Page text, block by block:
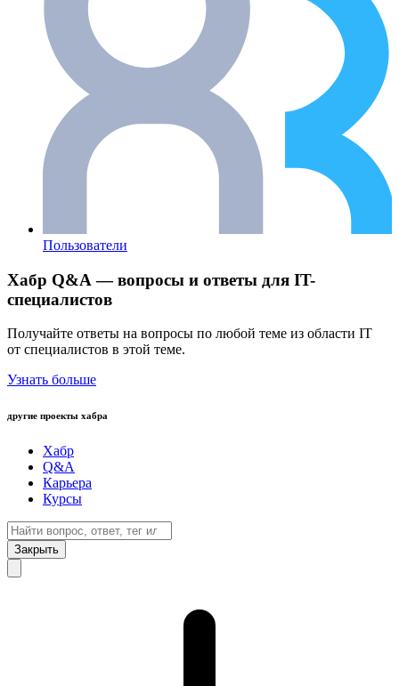
Пользователи
Хабр Q&A — вопросы и ответы для IT-
специалистов
Получайте ответы на вопросы по любой теме из области IT
от специалистов в этой теме.
Узнать больше
другие проекты хабра
Хабр
Q&A
Карьера
Курсы
Закрыть